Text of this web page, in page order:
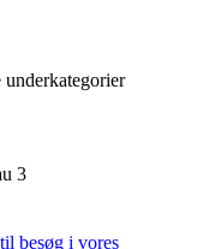
3
besøg i vores